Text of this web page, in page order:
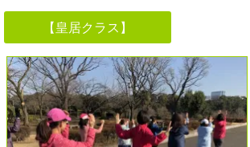
【皇居クラス】